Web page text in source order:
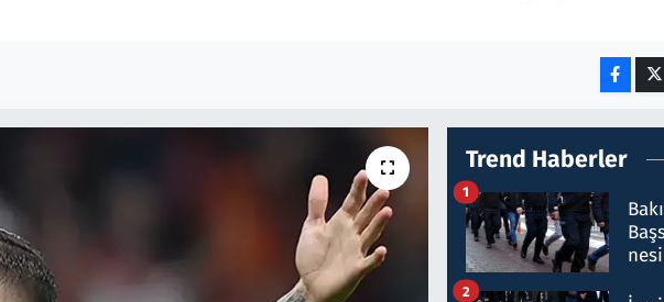
Trend Haberler
1
2